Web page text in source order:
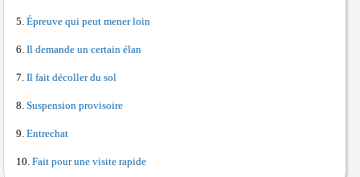
Épreuve qui peut mener loin
Il demande un certain élan
Il fait décoller du sol
Suspension provisoire
Entrechat
Fait pour une visite rapide